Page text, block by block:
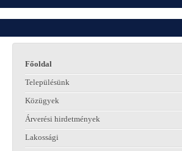
Főoldal
Településünk
Közügyek
Árverési hirdetmények
Lakossági